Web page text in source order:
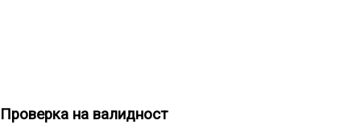
Проверка на валидност